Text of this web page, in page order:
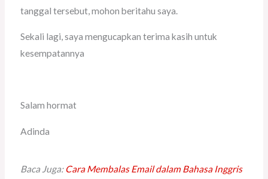
tanggal tersebut, mohon beritahu saya.
Sekali lagi, saya mengucapkan terima kasih untuk
kesempatannya
Salam hormat
Adinda
Baca Juga:Cara Membalas Email dalam Bahasa Inggris